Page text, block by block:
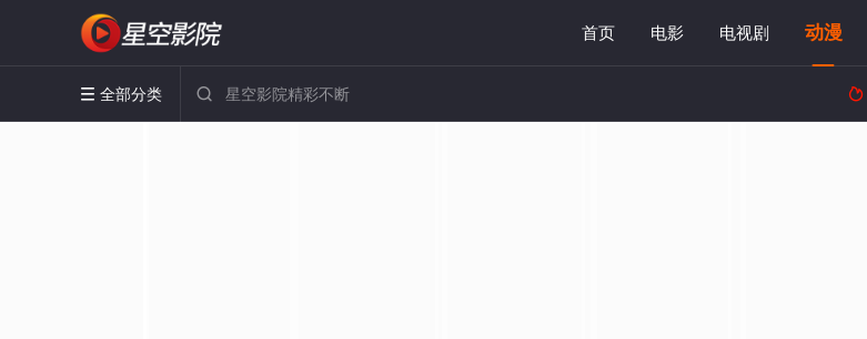
首页 电影 电视剧 动漫
 全部分类  